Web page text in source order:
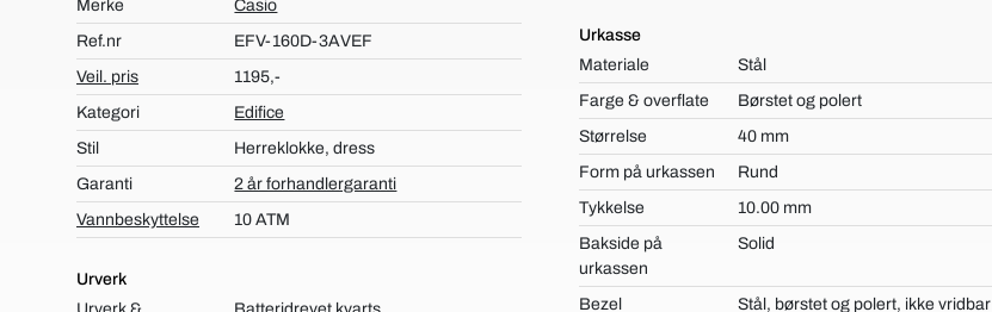
Merke
Casio
Ref.nr
EFV-160D-3AVEF
Veil. pris
1195,-
Kategori
Edifice
Stil
Herreklokke, dress
Garanti
2 år forhandlergaranti
Vannbeskyttelse
10 ATM
Urverk
Urkasse
Materiale
Stål
Farge & overflate
Børstet og polert
Størrelse
40 mm
Form på urkassen
Rund
Tykkelse
10.00 mm
Bakside på
urkassen
Solid
Bezel Stål, børstet og polert, ikke vridbar